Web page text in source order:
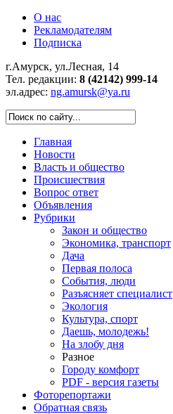
О нас
Рекламодателям
Подписка
г.Амурск, ул.Лесная, 14
Тел. редакции: 8 (42142) 999-14
эл.адрес: ng.amursk@ya.ru
Главная
Новости
Власть и общество
Происшествия
Вопрос ответ
Объявления
Рубрики
Закон и общество
Экономика, транспорт
Дача
Первая полоса
События, люди
Разъясняет специалист
Экология
Культура, спорт
Даешь, молодежь!
На злобу дня
Разное
Городу комфорт
PDF - версия газеты
Фоторепортажи
Обратная связь